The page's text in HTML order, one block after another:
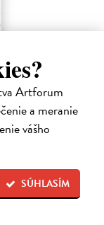
Artforum
a meranie
vášho
SÚHLASÍM
a bohatstve
(*1915 Suchá